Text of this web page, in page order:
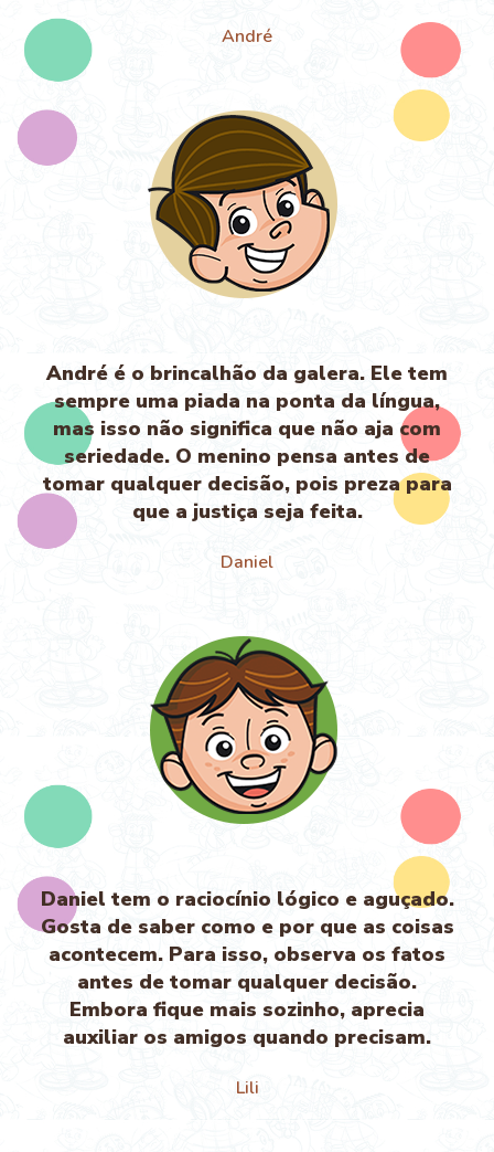
André
André é o brincalhão da galera. Ele tem
sempre uma piada na ponta da língua,
mas isso não significa que não aja com
seriedade. O menino pensa antes de
tomar qualquer decisão, pois preza para
que a justiça seja feita.
Daniel
Daniel tem o raciocínio lógico e aguçado.
Gosta de saber como e por que as coisas
acontecem. Para isso, observa os fatos
antes de tomar qualquer decisão.
Embora fique mais sozinho, aprecia
auxiliar os amigos quando precisam.
Lili